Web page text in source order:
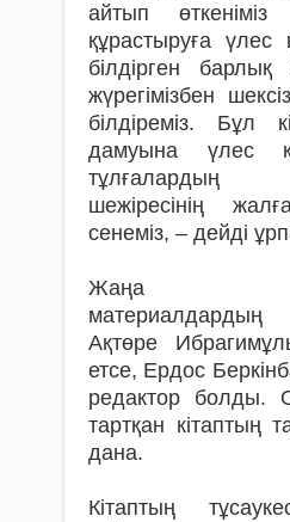
айтып
құрастыруға үлес
білдірген
жүре­гімізбен
білдіреміз. Бұл
дамуы­­на үлес
тұлғалардың
шежіресінің
сенеміз, – дейді
Жаңа
материалдардың
Ақтөре
етсе, Ердос
редактор болды.
тартқан кітаптың
дана.
Кітаптың